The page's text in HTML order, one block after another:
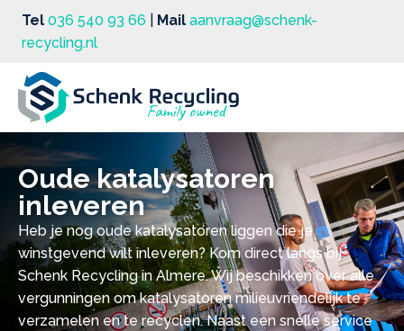
Tel 036 540 93 66 Mail aanvraag@schenk-
recycling.nl
Oude katalysatoren
inleveren
Heb je nog oude katalysatoren liggen die je
winstgevend wilt inleveren? Kom direct langs bij
Schenk Recycling in Almere. Wij beschikken over alle
vergunningen om katalysatoren milieuvriendelijk te
verzamelen en te recyclen. Naast een snelle service